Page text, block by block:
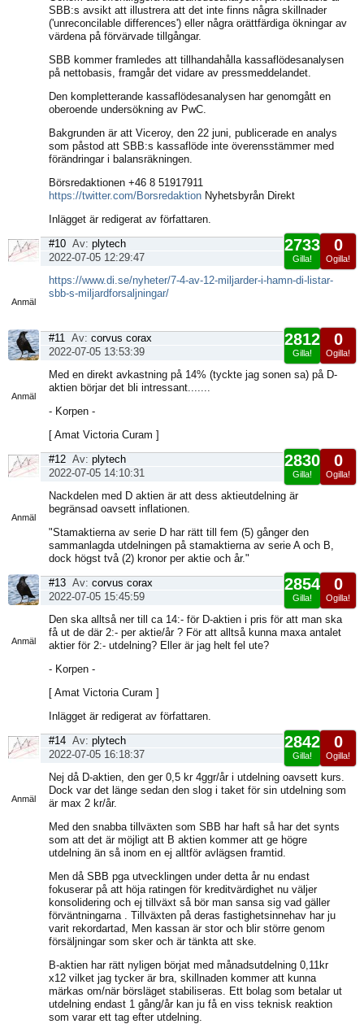
SBB:s avsikt att illustrera att det inte finns några skillnader
('unreconcilable differences') eller några orättfärdiga ökningar av
värdena på förvärvade tillgångar.
SBB kommer framledes att tillhandahålla kassaflödesanalysen
på nettobasis, framgår det vidare av pressmeddelandet.
Den kompletterande kassaflödesanalysen har genomgått en
oberoende undersökning av PwC.
Bakgrunden är att Viceroy, den 22 juni, publicerade en analys
som påstod att SBB:s kassaflöde inte överensstämmer med
förändringar i balansräkningen.
Börsredaktionen +46 8 51917911
https://twitter.com/Borsredaktion Nyhetsbyrån Direkt
Inlägget är redigerat av författaren.
Anmäl
0
Ogilla!
2733
Gilla!
#10 Av: plytech
2022-07-05 12:29:47
https://www.di.se/nyheter/7-4-av-12-miljarder-i-hamn-di-listar-
sbb-s-miljardforsaljningar/
Anmäl
0
Ogilla!
2812
Gilla!
#11 Av: corvus corax
2022-07-05 13:53:39
Med en direkt avkastning på 14% (tyckte jag sonen sa) på D-
aktien börjar det bli intressant.......
- Korpen -
[ Amat Victoria Curam ]
Anmäl
0
Ogilla!
2830
Gilla!
#12 Av: plytech
2022-07-05 14:10:31
Nackdelen med D aktien är att dess aktieutdelning är
begränsad oavsett inflationen.
"Stamaktierna av serie D har rätt till fem (5) gånger den
sammanlagda utdelningen på stamaktierna av serie A och B,
dock högst två (2) kronor per aktie och år."
Anmäl
0
Ogilla!
2854
Gilla!
#13 Av: corvus corax
2022-07-05 15:45:59
Den ska alltså ner till ca 14:- för D-aktien i pris för att man ska
få ut de där 2:- per aktie/år ? För att alltså kunna maxa antalet
aktier för 2:- utdelning? Eller är jag helt fel ute?
- Korpen -
[ Amat Victoria Curam ]
Inlägget är redigerat av författaren.
Anmäl
0
Ogilla!
2842
Gilla!
#14 Av: plytech
2022-07-05 16:18:37
Nej då D-aktien, den ger 0,5 kr 4ggr/år i utdelning oavsett kurs.
Dock var det länge sedan den slog i taket för sin utdelning som
är max 2 kr/år.
Med den snabba tillväxten som SBB har haft så har det synts
som att det är möjligt att B aktien kommer att ge högre
utdelning än så inom en ej alltför avlägsen framtid.
Men då SBB pga utvecklingen under detta år nu endast
fokuserar på att höja ratingen för kreditvärdighet nu väljer
konsolidering och ej tillväxt så bör man sansa sig vad gäller
förväntningarna . Tillväxten på deras fastighetsinnehav har ju
varit rekordartad, Men kassan är stor och blir större genom
försäljningar som sker och är tänkta att ske.
B-aktien har rätt nyligen börjat med månadsutdelning 0,11kr
x12 vilket jag tycker är bra, skillnaden kommer att kunna
märkas om/när börsläget stabiliseras. Ett bolag som betalar ut
utdelning endast 1 gång/år kan ju få en viss teknisk reaktion
som varar ett tag efter utdelning.